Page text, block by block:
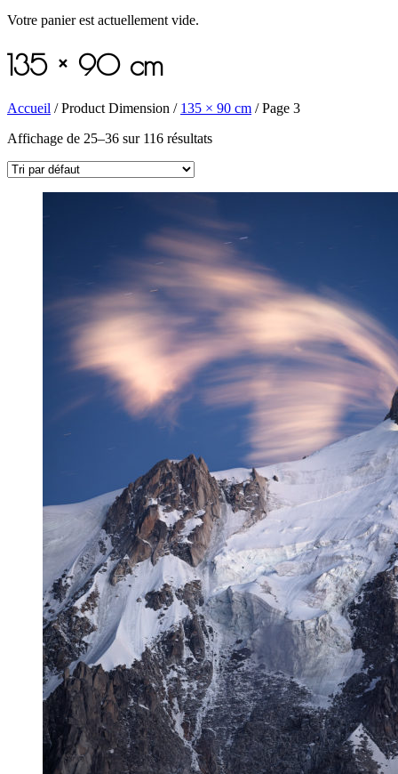
Votre panier est actuellement vide.
135 × 90 cm
Accueil / Product Dimension / 135 × 90 cm / Page 3
Affichage de 25–36 sur 116 résultats